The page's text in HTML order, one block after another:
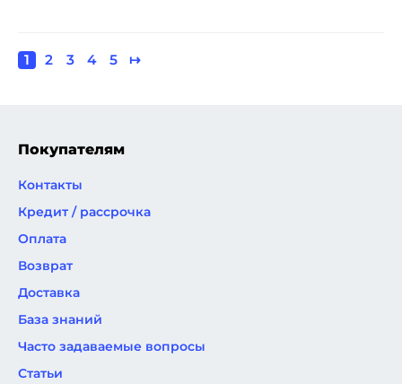
Нумерация
Текущая
1 Page
2 Page
3 Page
4 Page
5
Следующая
↦
Покупателям
Контакты
Кредит / рассрочка
Оплата
Возврат
Доставка
База знаний
Часто задаваемые вопросы
Статьи